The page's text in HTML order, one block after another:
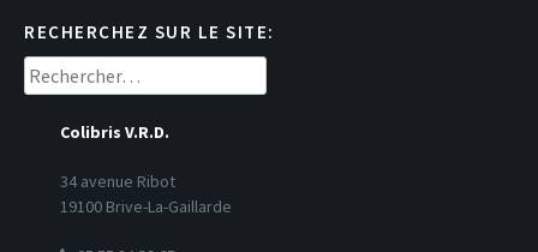
RECHERCHEZ SUR LE SITE:
Rechercher :
Colibris V.R.D.
34 avenue Ribot
19100 Brive-La-Gaillarde